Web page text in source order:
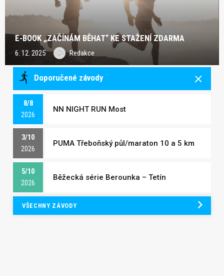
E-BOOK „ZAČÍNÁM BĚHAT“ KE STAŽENÍ ZDARMA
6. 12. 2025 Redakce
Doporučené závody
8/8
2026
NN NIGHT RUN Most
3/10
2026
PUMA Třeboňský půl/maraton 10 a 5 km
5/10
2026
Běžecká série Berounka – Tetín
VŠECHNY ZÁVODY